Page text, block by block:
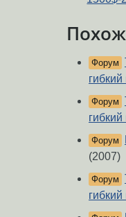
Форум
Форум
Форум
(2007)
Форум